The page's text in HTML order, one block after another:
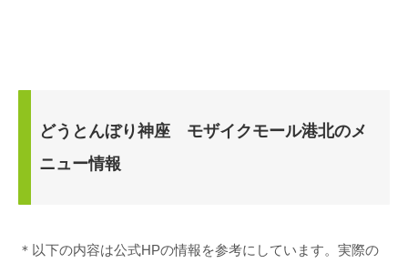
どうとんぼり神座 モザイクモール港北のメ
ニュー情報
＊以下の内容は公式HPの情報を参考にしています。実際の